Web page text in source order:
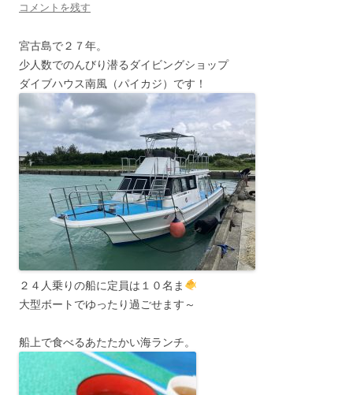
コメントを残す
宮古島で２７年。
少人数でのんびり潜るダイビングショップ
ダイブハウス南風（パイカジ）です！
２４人乗りの船に定員は１０名ま
大型ボートでゆったり過ごせます～
船上で食べるあたたかい海ランチ。